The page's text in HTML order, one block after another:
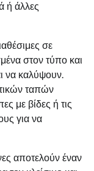
ή άλλες
σε
στον τύπο και
να καλύψουν.
ταπών
με βίδες ή τις
για να
αποτελούν έναν